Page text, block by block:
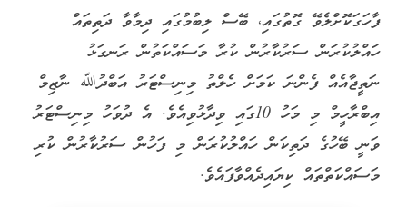
ފާހަގަކޮށްލެވޭ ގޮތުގައި، ބޭސް ލިބުމުގައި ދިމާވާ ދަތިތައް
ހައްލުކުރަން ސަރުކާރުން ކުރާ މަސައްކަތުން ރަނގަޅު
ނަތީޖާއެއް ފެންނަ ކަމަށް ހެލްތު މިނިސްޓަރު އަބްދުﷲ ނާޒިމް
އިބްރާހީމް މި މަހު 10ގައި ވިދާޅުވިއެވެ. އެ ދުވަހު މިނިސްޓަރު
ވަނީ ބޭހުގެ ދަތިކަން ހައްލުކުރަން މި ފަހުން ސަރުކާރުން ކުރި
މަސައްކަތްތައް ކިޔައިދެއްވާފައެވެ.